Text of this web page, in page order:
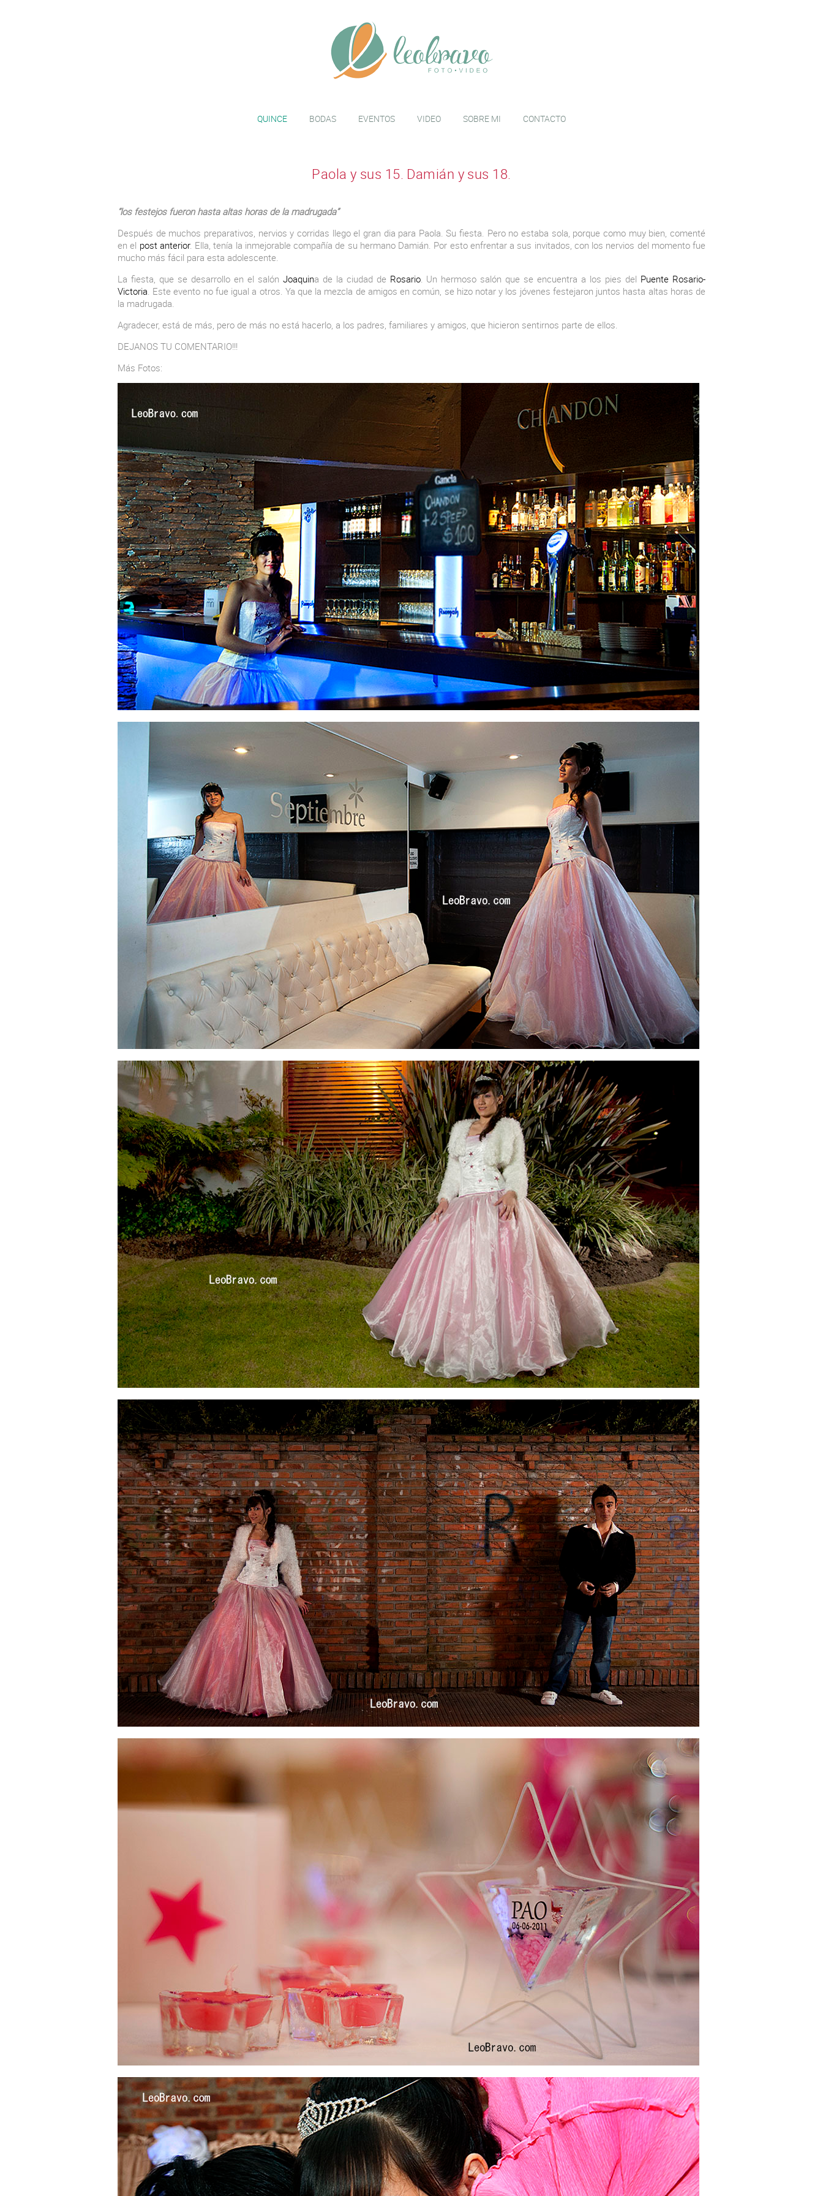
QUINCE BODAS EVENTOS VIDEO SOBRE MI CONTACTO
Paola y sus 15. Damián y sus 18.
“los festejos fueron hasta altas horas de la madrugada”
Después de muchos preparativos, nervios y corridas llego el gran dia para Paola. Su fiesta. Pero no estaba sola, porque como muy bien, comenté
en el post anterior. Ella, tenía la inmejorable compañía de su hermano Damián. Por esto enfrentar a sus invitados, con los nervios del momento fue
mucho más fácil para esta adolescente.
La fiesta, que se desarrollo en el salón Joaquina de la ciudad de Rosario. Un hermoso salón que se encuentra a los pies del Puente Rosario-
Victoria. Este evento no fue igual a otros. Ya que la mezcla de amigos en común, se hizo notar y los jóvenes festejaron juntos hasta altas horas de
la madrugada.
Agradecer, está de más, pero de más no está hacerlo, a los padres, familiares y amigos, que hicieron sentirnos parte de ellos.
DEJANOS TU COMENTARIO!!!
Más Fotos: